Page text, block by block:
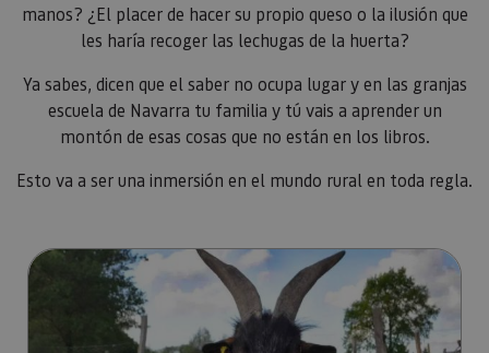
manos? ¿El placer de hacer su propio queso o la ilusión que
les haría recoger las lechugas de la huerta?
Ya sabes, dicen que el saber no ocupa lugar y en las granjas
escuela de Navarra tu familia y tú vais a aprender un
montón de esas cosas que no están en los libros.
Esto va a ser una inmersión en el mundo rural en toda regla.
Ir a Granja-escuela Ultzama